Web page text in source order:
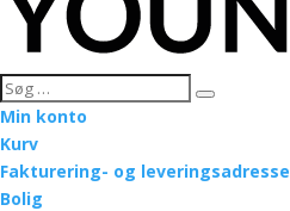
Min konto
Kurv
Fakturering- og leveringsadresse
Bolig